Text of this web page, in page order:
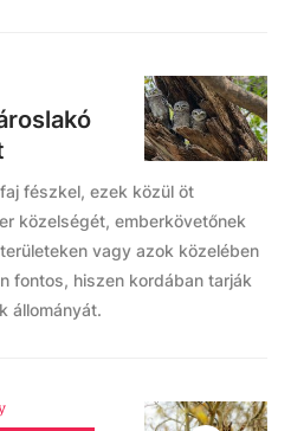
fészkel, ezek közül öt
közelségét, emberkövetőnek
vagy azok közelében
fontos, hiszen kordában tarják
állományát.